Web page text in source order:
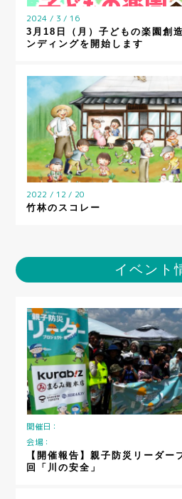
2024 / 3 / 16
3月18日（月）子どもの楽園創
ンディングを開始します
2022 / 12 / 20
竹林のスコレー
イベント
開催日：
会場：
【開催報告】親子防災リーダ
回「川の安全」